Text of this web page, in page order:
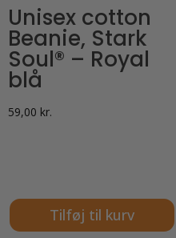
Unisex cotton
Beanie, Stark
Soul® – Royal
blå
59,00 kr.
Tilføj til kurv